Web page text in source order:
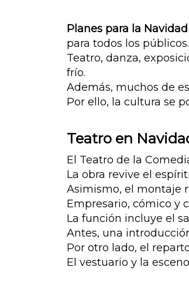
Planes para la
para todos los públicos.
Teatro, danza,
frío.
Además, muchos de
Por ello, la cultura se
Teatro en
El Teatro de la
La obra revive el
Asimismo, el montaje
Empresario, cómico y
La función incluye el
Antes, una
Por otro lado, el
El vestuario y la